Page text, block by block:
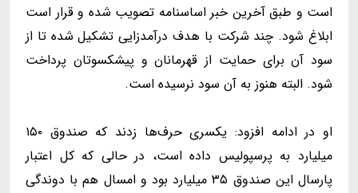
است و طبق آخرین خبر اساسنامه‌ تصویب شده و قرار است
ابلاغ شود. چند شرکت با هدف درآمدزایی تشکیل شده تا از
سود آن برای حمایت از قهرمانان و پیشکسوتان پرداخت
شود. البته هنوز به آن سود نرسیده است.
او در ادامه افزود: یکسری حرف‌ها زدند که صندوق ۱۵۰
میلیارد به پرسپولیس داده است، در حالی که کل اعتبار
پارسال این صندوق ۳۵ میلیارد بود و امسال هم با دوندگی